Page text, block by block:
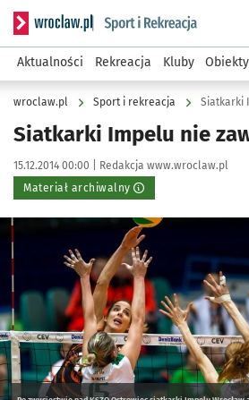
Serwis informacyjny wroclaw.pl
Aktualności Rekreacja Kluby Obiekty
wroclaw.pl Sport i rekreacja Siatkarki
Siatkarki Impelu nie
Data publikacji:
15.12.2014 00:00 | Autor:
Redakcja www.wroclaw.pl
Materiał archiwalny
Kliknij, aby powiększyć